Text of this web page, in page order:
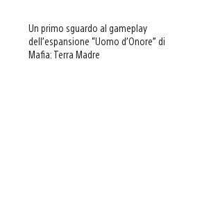
Un primo sguardo al gameplay
dell’espansione “Uomo d’Onore” di
Mafia: Terra Madre